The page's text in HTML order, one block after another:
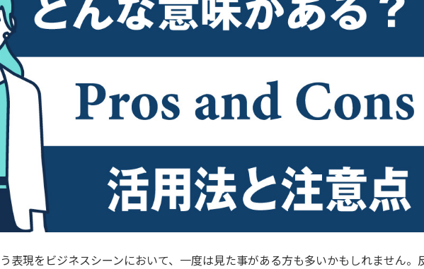
表現をビジネスシーンにおいて、一度は見た事がある方も多いかもしれません。